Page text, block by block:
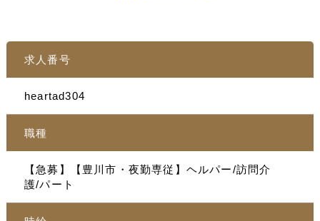
求人番号
heartad304
職種
【急募】【豊川市・夜勤専従】ヘルパー/訪問介
護/パート